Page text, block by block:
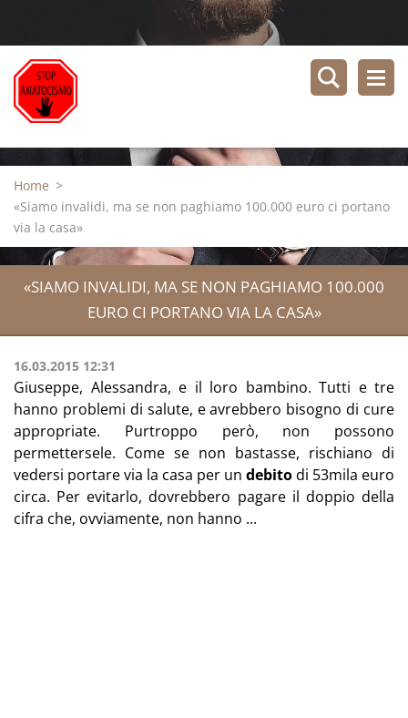
Home >
«Siamo invalidi, ma se non paghiamo 100.000 euro ci portano
via la casa»
«SIAMO INVALIDI, MA SE NON PAGHIAMO 100.000
EURO CI PORTANO VIA LA CASA»
16.03.2015 12:31
Giuseppe, Alessandra, e il loro bambino. Tutti e tre
hanno problemi di salute, e avrebbero bisogno di cure
appropriate. Purtroppo però, non possono
permettersele. Come se non bastasse, rischiano di
vedersi portare via la casa per un debitodi 53mila euro
circa. Per evitarlo, dovrebbero pagare il doppio della
cifra che, ovviamente, non hanno ...